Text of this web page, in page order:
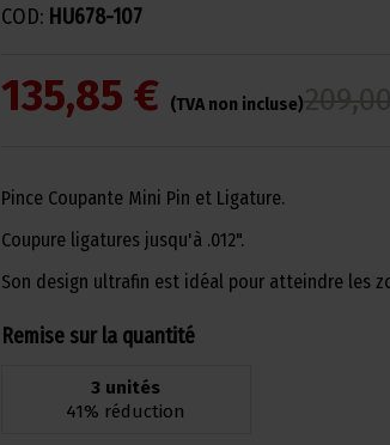
COD: HU678-107
135,85 € (TVA non incluse)
Pince Coupante Mini Pin et Ligature.
Coupure ligatures jusqu'à .012".
Son design ultrafin est idéal pour atteindre les
Remise sur la quantité
3 unités
41% réduction